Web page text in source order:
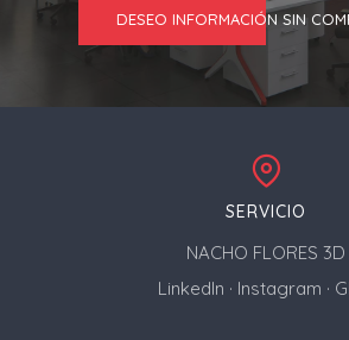
DESEO INFORMACIÓN SIN
SERVICIO
NACHO FLORES 3D
LinkedIn · Instagram ·